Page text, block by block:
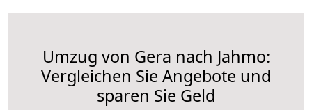
Umzug von Gera nach Jahmo:
Vergleichen Sie Angebote und
sparen Sie Geld